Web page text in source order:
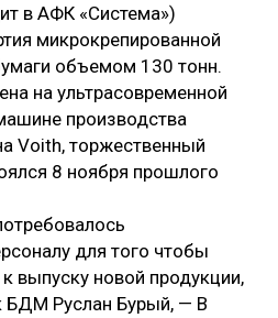
ПЛИТ
в АФК «Система»)
микрокрепированной
объемом 130 тонн.
на ультрасовременной
производства
Voith, торжественный
8 ноября прошлого
для того чтобы
выпуску новой продукции,
БДМ Руслан Бурый, — В